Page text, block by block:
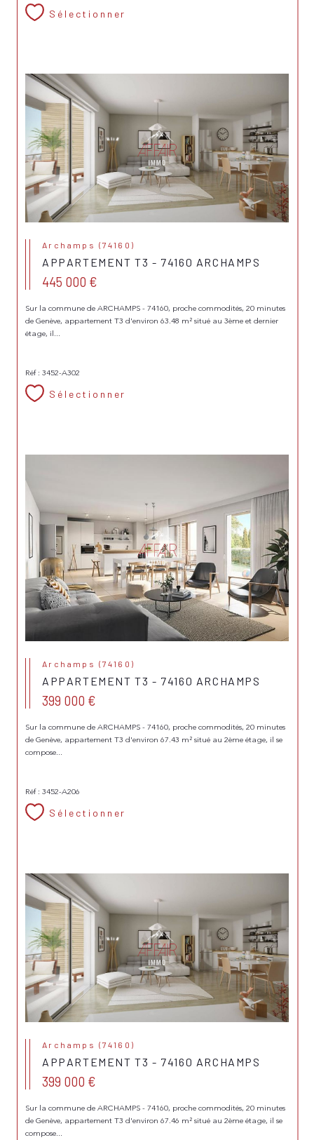
Sélectionner
Archamps (74160)
APPARTEMENT T3 - 74160 ARCHAMPS
445 000 €
Sur la commune de ARCHAMPS - 74160, proche commodités, 20 minutes
de Genève, appartement T3 d'environ 63.48 m² situé au 3ème et dernier
étage, il...
Réf : 3452-A302
Sélectionner
Archamps (74160)
APPARTEMENT T3 - 74160 ARCHAMPS
399 000 €
Sur la commune de ARCHAMPS - 74160, proche commodités, 20 minutes
de Genève, appartement T3 d'environ 67.43 m² situé au 2ème étage, il se
compose...
Réf : 3452-A206
Sélectionner
Archamps (74160)
APPARTEMENT T3 - 74160 ARCHAMPS
399 000 €
Sur la commune de ARCHAMPS - 74160, proche commodités, 20 minutes
de Genève, appartement T3 d'environ 67.46 m² situé au 2ème étage, il se
compose...